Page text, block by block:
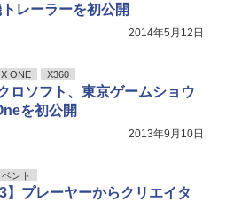
レーラーを初公開
2014年5月12日
X ONE X360
ロソフト、東京ゲームショウ
を初公開
2013年9月10日
ベント
】プレーヤーからクリエイタ